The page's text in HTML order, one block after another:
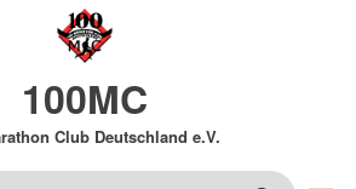
100MC
Club Deutschland e.V.